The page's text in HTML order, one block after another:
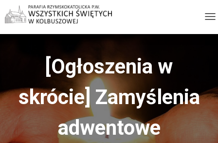
N
[Ogłoszenia w
skrócie] Zamyślenia
adwentowe